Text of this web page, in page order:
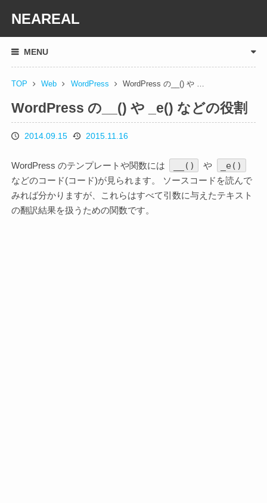
NEAREAL
MENU
TOP Web WordPress WordPress の__() や …
WordPress の__() や _e() などの役割
投
日
2014.09.15
更
日
2015.11.16
WordPress のテンプレートや関数には __() や _e()
などのコード(コード)が見られます。 ソースコードを読んで
みれば分かりますが、これらはすべて引数に与えたテキスト
の翻訳結果を扱うための関数です。